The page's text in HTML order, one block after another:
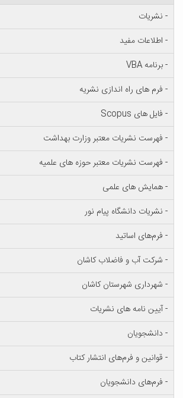
- نشریات
- اطلاعات مفید
- برنامه VBA
- فرم های راه اندازی نشریه
- فایل های Scopus
- فهرست نشریات معتبر وزارت بهداشت
- فهرست نشریات معتبر حوزه های علمیه
- همایش های علمی
- نشریات دانشگاه پیام نور
- فرم‌های اساتید
- شرکت آب و فاضلاب کاشان
- شهرداری شهرستان کاشان
- آیین نامه های نشریات
- دانشجویان
- قوانین و فرم‌های انتشار کتاب
- فرم‌های دانشجویان